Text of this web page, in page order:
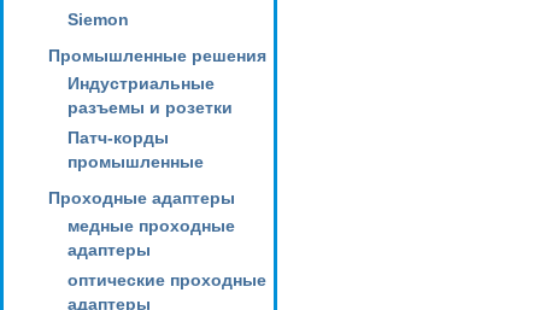
Siemon
Промышленные решения
Индустриальные
разъемы и розетки
Патч-корды
промышленные
Проходные адаптеры
медные проходные
адаптеры
оптические проходные
адаптеры